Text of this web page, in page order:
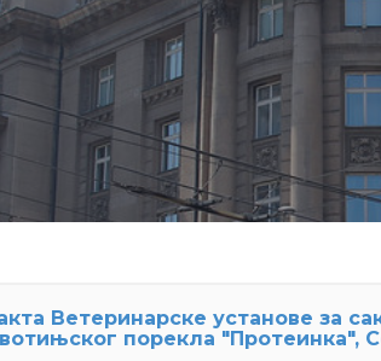
Ветеринарске установе за
порекла "Протеинка",